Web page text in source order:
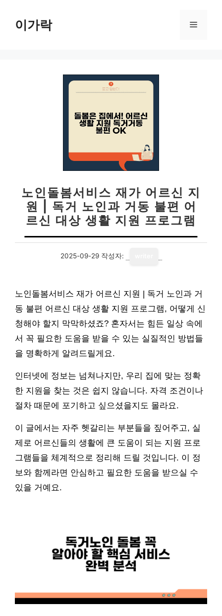
이가락 메
노인돌봄서비스 재가 어르신 지
원 | 독거 노인과 거동 불편 어
르신 대상 생활 지원 프로그램
2025-09-29 작성자:
노인돌봄서비스 재가 어르신 지원 | 독거 노인과 거
동 불편 어르신 대상 생활 지원 프로그램, 어떻게 신
청해야 할지 막막하셨죠? 혼자서는 힘든 일상 속에
서 꼭 필요한 도움을 받을 수 있는 실질적인 방법들
을 명확하게 알려드릴게요.
인터넷에 정보는 넘쳐나지만, 우리 집에 맞는 정확
한 지원을 찾는 것은 쉽지 않습니다. 자격 조건이나
절차 때문에 포기하고 싶으셨을지도 몰라요.
이 글에서는 자주 헷갈리는 부분들을 짚어주고, 실
제로 어르신들의 생활에 큰 도움이 되는 지원 프로
그램들을 체계적으로 정리해 드릴 것입니다. 이 정
보와 함께라면 안심하고 필요한 도움을 받으실 수
있을 거예요.